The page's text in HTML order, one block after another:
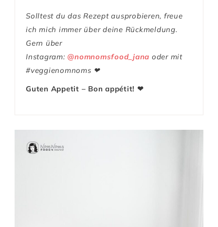
Solltest du das Rezept ausprobieren, freue
ich mich immer über deine Rückmeldung.
Gern über
Instagram: @nomnomsfood_jana oder mit
#veggienomnoms ❤
Guten Appetit – Bon appétit! ❤